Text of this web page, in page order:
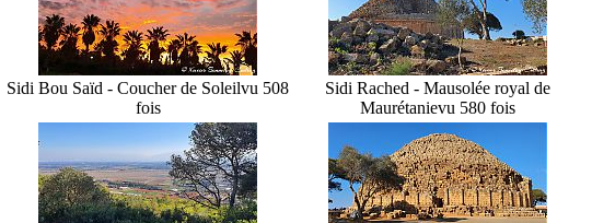
Sidi Bou Saïd - Coucher de Soleilvu 508
fois
Sidi Rached - Mausolée royal de
Maurétanievu 580 fois